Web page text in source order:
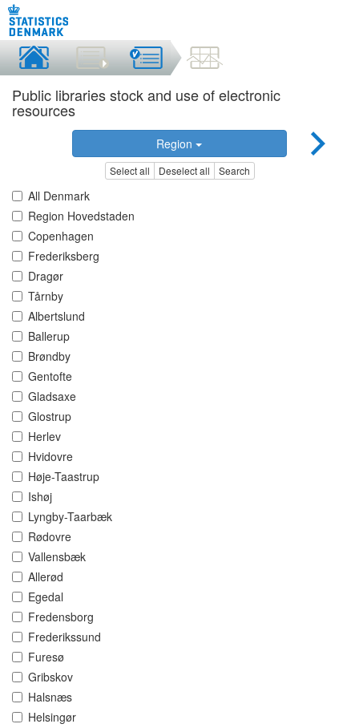
Public libraries stock and use of electronic
resources
Region
Select all Deselect all Search
All Denmark
Region Hovedstaden
Copenhagen
Frederiksberg
Dragør
Tårnby
Albertslund
Ballerup
Brøndby
Gentofte
Gladsaxe
Glostrup
Herlev
Hvidovre
Høje-Taastrup
Ishøj
Lyngby-Taarbæk
Rødovre
Vallensbæk
Allerød
Egedal
Fredensborg
Frederikssund
Furesø
Gribskov
Halsnæs
Helsingør